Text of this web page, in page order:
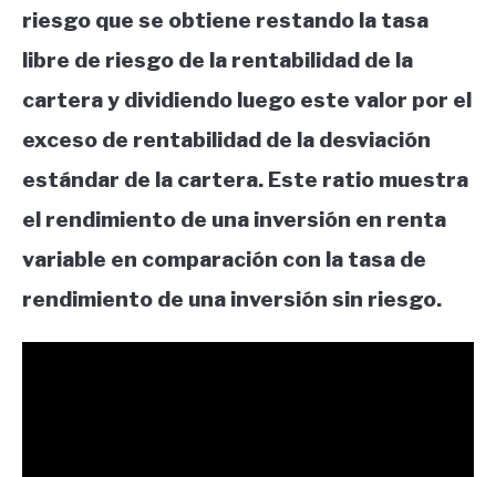
riesgo que se obtiene restando la tasa
libre de riesgo de la rentabilidad de la
cartera y dividiendo luego este valor por el
exceso de rentabilidad de la desviación
estándar de la cartera. Este ratio muestra
el rendimiento de una inversión en renta
variable en comparación con la tasa de
rendimiento de una inversión sin riesgo.